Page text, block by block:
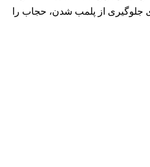
جلوگیری از پلمب شدن، حجاب را